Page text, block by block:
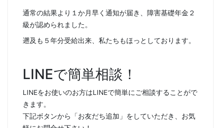
通常の結果より１か月早く通知が届き、障害基礎年金２
級が認められました。
遡及も５年分受給出来、私たちもほっとしております。
LINEで簡単相談！
LINEをお使いのお方はLINEで簡単にご相談することがで
きます。
下記ボタンから「お友だち追加」をしていただき、お気